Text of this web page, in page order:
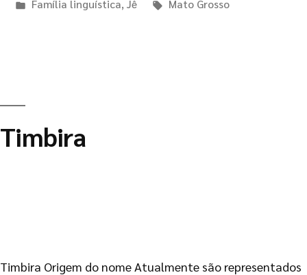
Família linguística, Jê Mato Grosso
Timbira
Timbira Origem do nome Atualmente são representados